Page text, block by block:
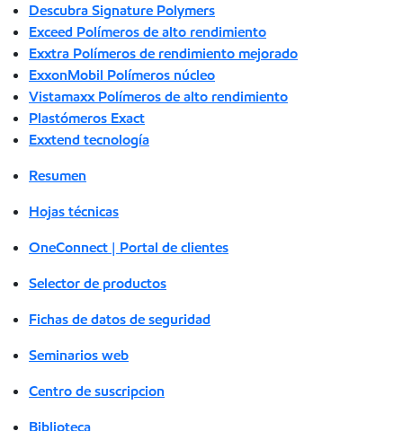
Descubra Signature Polymers
Exceed Polímeros de alto rendimiento
Exxtra Polímeros de rendimiento mejorado
ExxonMobil Polímeros núcleo
Vistamaxx Polímeros de alto rendimiento
Plastómeros Exact
Exxtend tecnología
Resumen
Hojas técnicas
OneConnect | Portal de clientes
Selector de productos
Fichas de datos de seguridad
Seminarios web
Centro de suscripcion
Biblioteca